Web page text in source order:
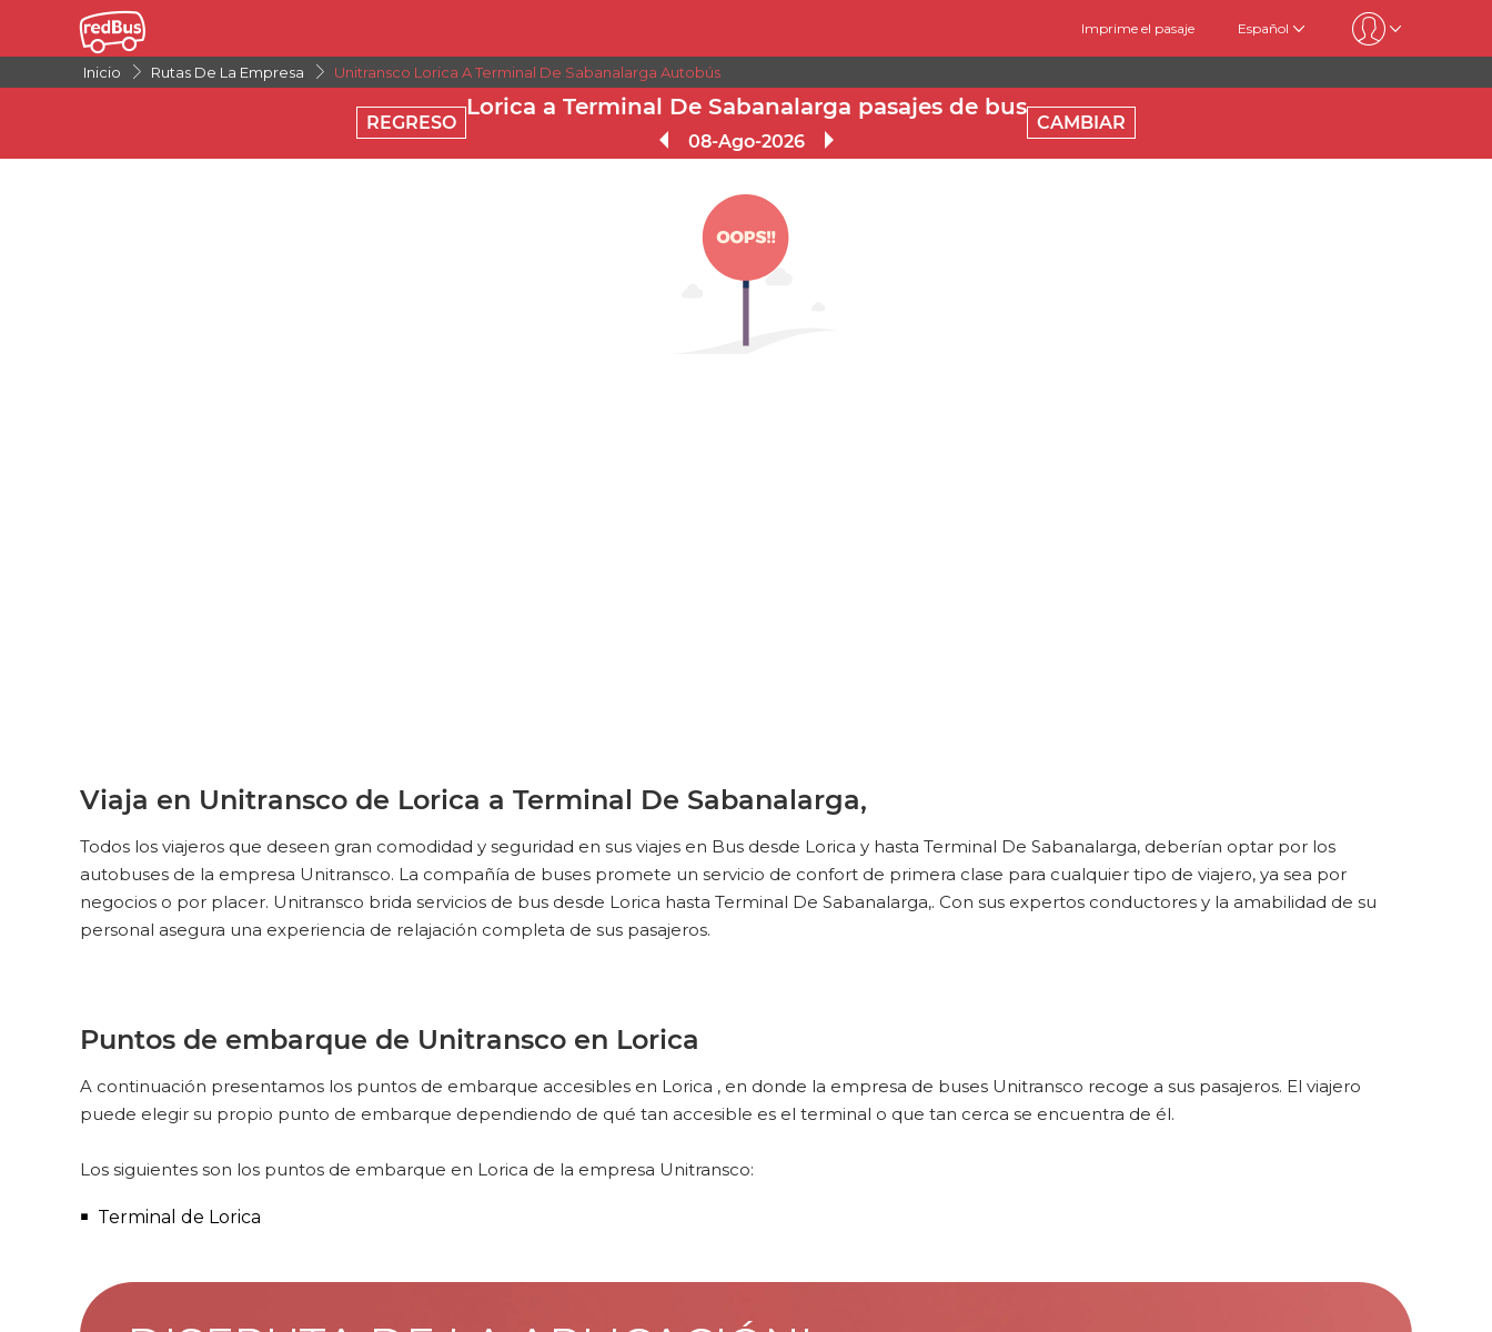
Imprime el pasaje Español
Inicio Rutas De La Empresa Unitransco Lorica A Terminal De Sabanalarga Autobús
REGRESO
Lorica a Terminal De Sabanalarga pasajes de bus
08-Ago-2026
CAMBIAR
Viaja en Unitransco de Lorica a Terminal De Sabanalarga,
Todos los viajeros que deseen gran comodidad y seguridad en sus viajes en Bus desde Lorica y hasta Terminal De Sabanalarga, deberían optar por los
autobuses de la empresa Unitransco. La compañía de buses promete un servicio de confort de primera clase para cualquier tipo de viajero, ya sea por
negocios o por placer. Unitransco brida servicios de bus desde Lorica hasta Terminal De Sabanalarga,. Con sus expertos conductores y la amabilidad de su
personal asegura una experiencia de relajación completa de sus pasajeros.
Puntos de embarque de Unitransco en Lorica
A continuación presentamos los puntos de embarque accesibles en Lorica , en donde la empresa de buses Unitransco recoge a sus pasajeros. El viajero
puede elegir su propio punto de embarque dependiendo de qué tan accesible es el terminal o que tan cerca se encuentra de él.
Los siguientes son los puntos de embarque en Lorica de la empresa Unitransco:
Terminal de Lorica